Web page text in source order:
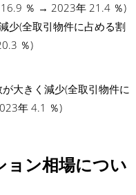
％ → 2023年 21.4 ％)
少(全取引物件に占める割
％)
大きく減少(全取引物件に
年 4.1 ％)
ョン相場につい